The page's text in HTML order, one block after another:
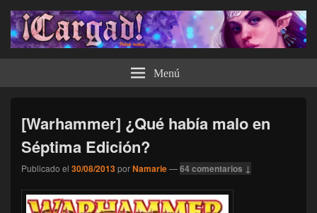
¡Cargad! Menú
[Warhammer] ¿Qué había malo en
Séptima Edición?
Publicado el 30/08/2013porNamarie—64 comentarios ↓